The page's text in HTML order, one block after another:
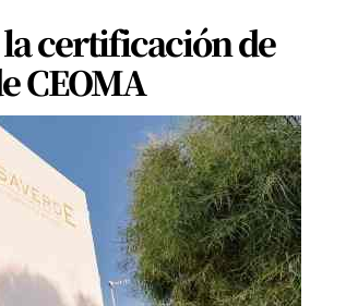
certificación de
CEOMA